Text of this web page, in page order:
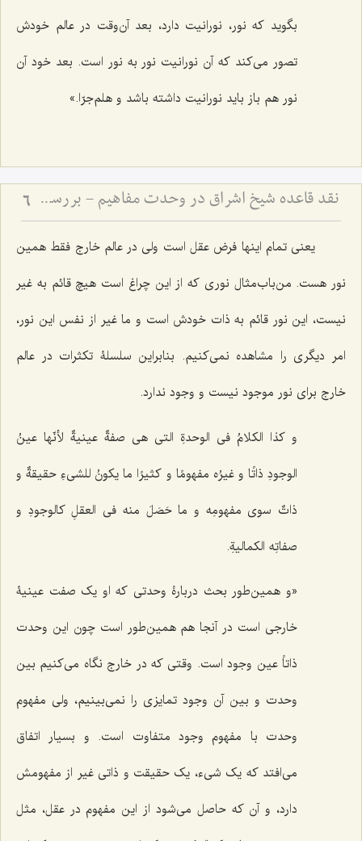
بگوید که نور، نورانیت دارد، بعد آن‌وقت در عالم‌ خودش
تصور مى‌کند که آن نورانیت نور به نور است. بعد خود آن
نور هم باز باید نورانیت داشته باشد و هلم‌جرّا.»
نقد قاعده شیخ اشراق در وحدت مفاهیم - بررسی امکان انتزاع مفاهیم متعدد از ذات واحد 6
یعنى تمام اینها فرض عقل است ولى در عالم خارج فقط همین
نور هست. من‌باب‌مثال نورى که از این چراغ است هیچ قائم به غیر
نیست، این نور قائم به ذات خودش است و ما غیر از نفس این نور،
امر دیگرى را مشاهده نمى‌کنیم. بنابراین سلسلۀ تکثرات در عالم
خارج براى نور موجود نیست و وجود ندارد.
و کذا الکلامُ فی الوحدةِ التی هی صفةٌ عینیةٌ لأنّها عینُ
الوجودِ ذاتًا و غیرُه مفهومًا و کثیرًا ما یکونُ للشی‌ءِ حقیقةٌ و
ذاتٌ سوى مفهومِه و ما حَصَلَ منه فی العقلِ کالوجودِ و
صفاتِه الکمالیةِ.
«و همین‌طور بحث دربارۀ وحدتى که او یک صفت عینیۀ
خارجى است در آنجا هم همین‌طور است چون این وحدت
ذاتاً عین وجود است. وقتى که در خارج نگاه مى‌کنیم بین
وحدت و بین آن وجود تمایزى را نمى‌بینیم، ولى مفهوم
وحدت با مفهوم وجود متفاوت است. و بسیار اتفاق
مى‌افتد که یک شى‌ء، یک حقیقت و ذاتى غیر از مفهومش
دارد، و آن که حاصل مى‌شود از این مفهوم در عقل، مثل